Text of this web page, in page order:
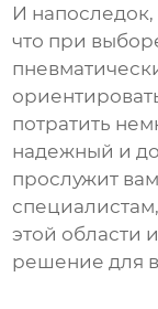
И
что при
потратить
надежный и
прослужит
этой области
решение для